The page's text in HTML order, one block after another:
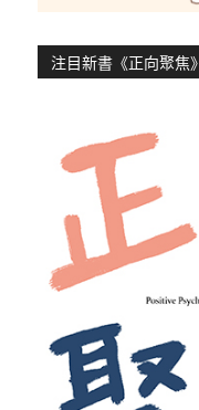
注目新書《正向聚焦》